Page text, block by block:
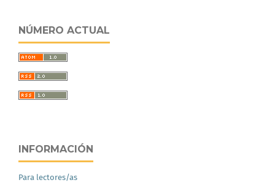
NÚMERO ACTUAL
INFORMACIÓN
Para lectores/as